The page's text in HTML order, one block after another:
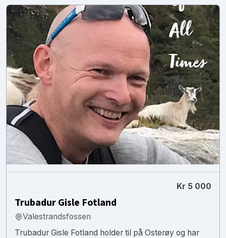
Kr 5 000
Trubadur Gisle Fotland
Valestrandsfossen
Trubadur Gisle Fotland holder til på Osterøy og har